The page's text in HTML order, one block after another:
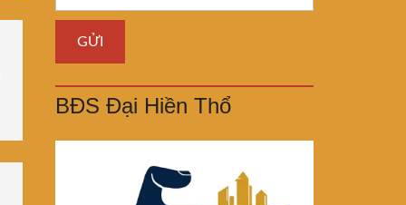
BĐS Đại Hiền Thổ